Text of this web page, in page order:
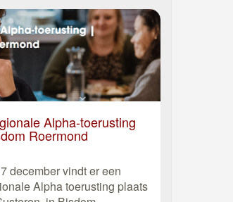
Alpha-toerusting
Roermond
december vindt er een
Alpha toerusting plaats